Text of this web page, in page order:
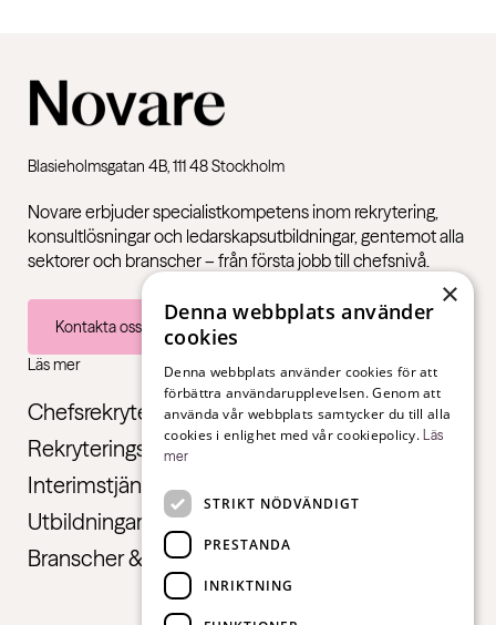
Blasieholmsgatan 4B, 111 48 Stockholm
Novare erbjuder specialistkompetens inom rekrytering,
konsultlösningar och ledarskapsutbildningar, gentemot alla
sektorer och branscher – från första jobb till chefsnivå.
Kontakta oss
Läs mer
Chefsrekrytering
Rekryteringstjänster
Interimstjänster
Utbildningar
Branscher & Roller
×
Denna webbplats använder
cookies
Denna webbplats använder cookies för att
förbättra användarupplevelsen. Genom att
använda vår webbplats samtycker du till alla
cookies i enlighet med vår cookiepolicy. Läs
mer
STRIKT NÖDVÄNDIGT
PRESTANDA
INRIKTNING